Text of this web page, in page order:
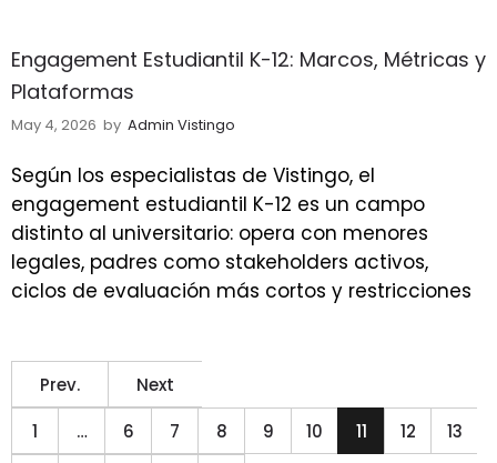
Engagement Estudiantil K-12: Marcos, Métricas y
Plataformas
May 4, 2026 by Admin Vistingo
Según los especialistas de Vistingo, el
engagement estudiantil K-12 es un campo
distinto al universitario: opera con menores
legales, padres como stakeholders activos,
ciclos de evaluación más cortos y restricciones
Prev.
Next
1
… 6 7 8 9 10 11 12
13